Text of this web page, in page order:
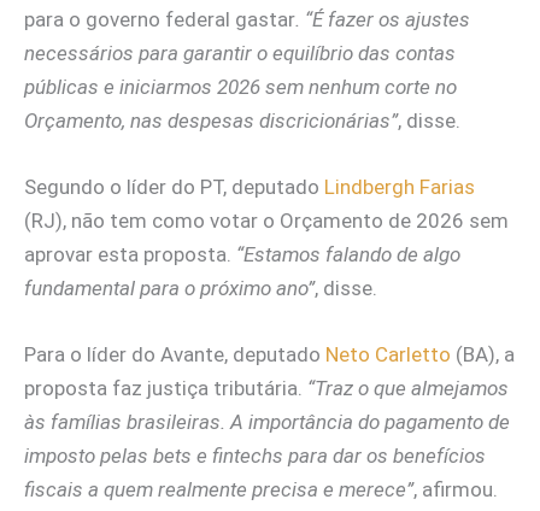
para o governo federal gastar . “É fazer os ajustes
necessários para garantir o equilíbrio das contas
públicas e iniciarmos 2026 sem nenhum corte no
Orçamento, nas despesas discricionárias”, disse.
Segundo o líder do PT, deputado Lindbergh Farias
(RJ), não tem como votar o Orçamento de 2026 sem
aprovar esta proposta. “Estamos falando de algo
fundamental para o próximo ano”, disse.
Para o líder do Avante, deputado Neto Carletto (BA), a
proposta faz justiça tributária. “Traz o que almejamos
às famílias brasileiras. A importância do pagamento de
imposto pelas bets e fintechs para dar os benefícios
fiscais a quem realmente precisa e merece”, afirmou.